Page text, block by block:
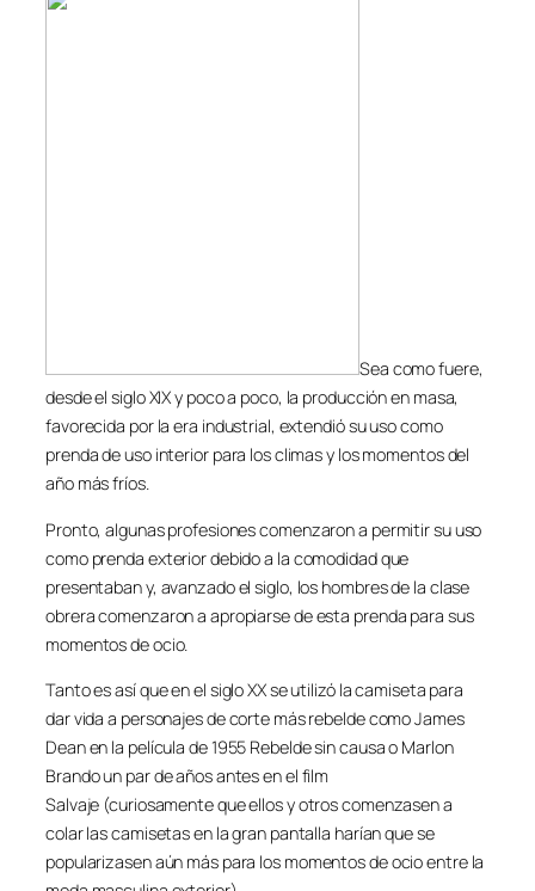
Sea como fuere,
desde el siglo XIX y poco a poco, la producción en masa,
favorecida por la era industrial, extendió su uso como
prenda de uso interior para los climas y los momentos del
año más fríos.
Pronto, algunas profesiones comenzaron a permitir su uso
como prenda exterior debido a la comodidad que
presentaban y, avanzado el siglo, los hombres de la clase
obrera comenzaron a apropiarse de esta prenda para sus
momentos de ocio.
Tanto es así que en el siglo XX se utilizó la camiseta para
dar vida a personajes de corte más rebelde como James
Dean en la película de 1955 Rebelde sin causao Marlon
Brando un par de años antes en el film
Salvaje (curiosamente que ellos y otros comenzasen a
colar las camisetas en la gran pantalla harían que se
popularizasen aún más para los momentos de ocio entre la